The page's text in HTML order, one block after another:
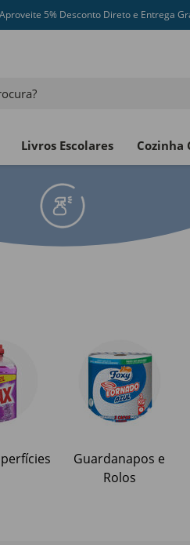
5% Desconto Direto e Entrega
Livros Escolares Cozinha
Guardanapos e
Rolos